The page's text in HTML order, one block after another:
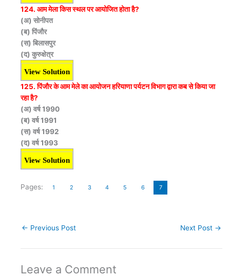
124. आम मेला किस स्थल पर आयोजित होता है?
(अ) सोनीपत
(ब) पिंजौर
(स) बिलासपुर
(द) कुरुक्षेत्र
View Solution
125. पिंजौर के आम मेले का आयोजन हरियाणा पर्यटन विभाग द्वारा कब से किया जा
रहा है?
(अ) वर्ष 1990
(ब) वर्ष 1991
(स) वर्ष 1992
(द) वर्ष 1993
View Solution
Pages: 1 2 3 4 5 6 7
← Previous Post Next Post →
Leave a Comment